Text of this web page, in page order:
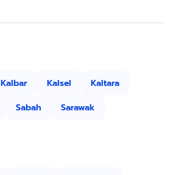
Kalbar Kalsel
Kaltara
Sabah Sarawak